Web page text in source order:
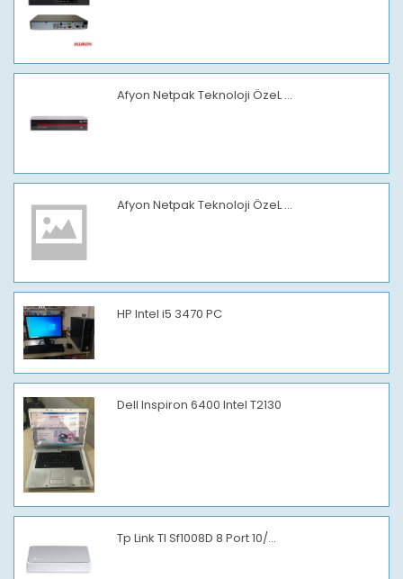
Afyon Netpak Teknoloji ÖzeL ...
Afyon Netpak Teknoloji ÖzeL ...
HP Intel i5 3470 PC
Dell Inspiron 6400 Intel T2130
Tp Link Tl Sf1008D 8 Port 10/...